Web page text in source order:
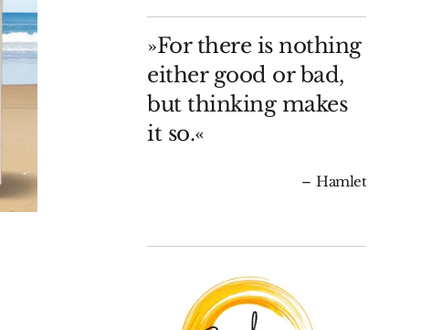
»For there is nothing
either good or bad,
but thinking makes
it so.«
Hamlet